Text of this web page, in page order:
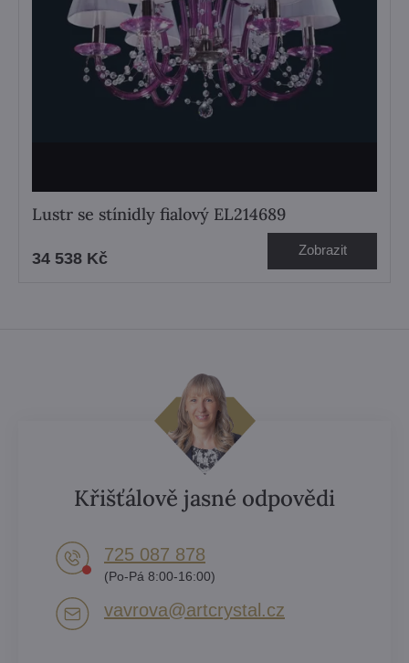
Lustr se stínidly fialový EL214689
34 538 Kč Zobrazit
Křišťálově jasné odpovědi
725 087 878​
(Po-Pá 8:00-16:00)
vavrova​@artcrystal​.cz